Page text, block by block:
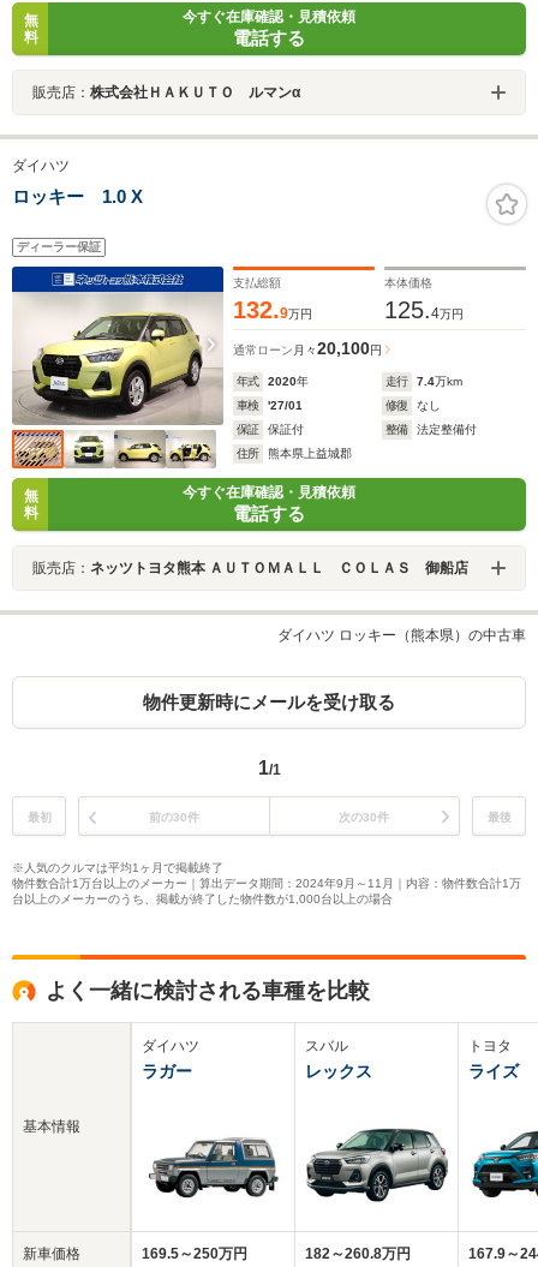
無
料
今すぐ在庫確認・見積依頼
電話する
販売店： 株式会社ＨＡＫＵＴＯ ルマンα
ダイハツ
ロッキー 1.0 X
ディーラー保証
支払総額
132.9万円
本体価格
125.4万円
通常ローン 月々20,100円
年式 2020年 走行 7.4万km
車検
'27/01 修復
なし
保証
保証付 整備
法定整備付
住所
熊本県上益城郡
無
料
今すぐ在庫確認・見積依頼
電話する
販売店： ネッツトヨタ熊本 ＡＵＴＯＭＡＬＬ ＣＯＬＡＳ 御船店
ダイハツ ロッキー（熊本県）の中古車
物件更新時にメールを受け取る
1/1
最初 前の30件 次の30件 最後
※人気のクルマは平均1ヶ月で掲載終了
物件数合計1万台以上のメーカー｜算出データ期間：2024年9月～11月｜内容：物件数合計1万
台以上のメーカーのうち、掲載が終了した物件数が1,000台以上の場合
よく一緒に検討される車種を比較
基本情報
新車価格
ダイハツ
ラガー
169.5～250万円
スバル
レックス
182～260.8万円
トヨタ
ライズ
167.9～